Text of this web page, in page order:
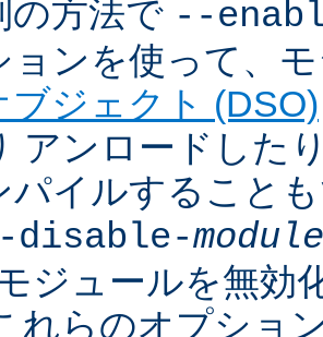
の方法で --
ョンを使って、
ブジェクト (DSO)
アンロードした
パイルすること
disable-module
ジュールを無効
れらのオプショ